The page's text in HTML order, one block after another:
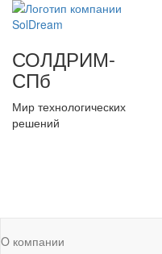
СОЛДРИМ-
СПб
Мир технологических
решений
O компании